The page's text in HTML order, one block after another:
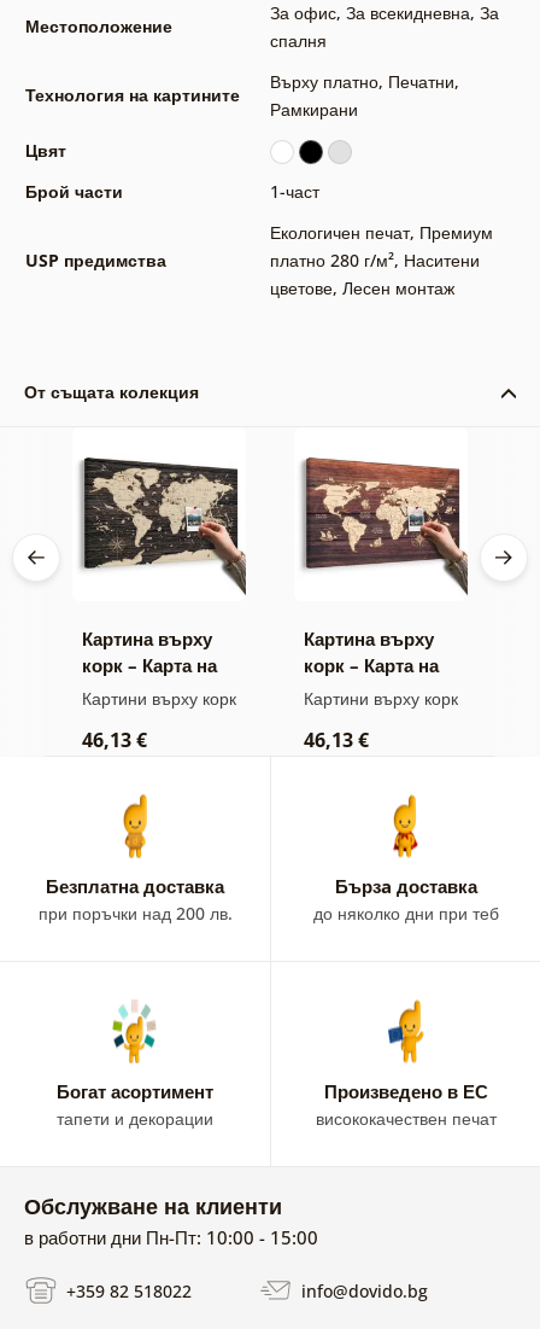
Местоположение
За офис, За всекидневна, За
спалня
Технология на картините
Върху платно, Печатни,
Рамкирани
Цвят
Брой части
1-част
USP предимства
Екологичен печат, Премиум
платно 280 г/м², Наситени
цветове, Лесен монтаж
От същата колекция
Картина върху
корк – Карта на
дървено фон
Картини върху корк
46,13 €
Картина върху
корк – Карта на
дърво
Картини върху корк
46,13 €
Безплатна доставка
при поръчки над 200 лв.
Бързa доставка
до няколко дни при теб
Богат асортимент
тапети и декорации
Произведено в ЕС
висококачествен печат
Обслужване на клиенти
в работни дни Пн-Пт: 10:00 - 15:00
+359 82 518022 info@dovido.bg